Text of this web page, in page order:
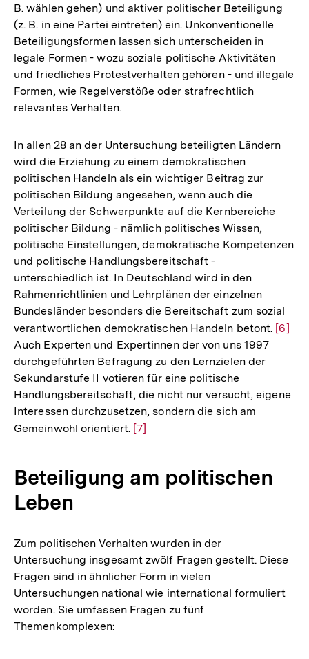
B. wählen gehen) und aktiver politischer Beteiligung
(z. B. in eine Partei eintreten) ein. Unkonventionelle
Beteiligungsformen lassen sich unterscheiden in
legale Formen - wozu soziale politische Aktivitäten
und friedliches Protestverhalten gehören - und illegale
Formen, wie Regelverstöße oder strafrechtlich
relevantes Verhalten.
In allen 28 an der Untersuchung beteiligten Ländern
wird die Erziehung zu einem demokratischen
politischen Handeln als ein wichtiger Beitrag zur
politischen Bildung angesehen, wenn auch die
Verteilung der Schwerpunkte auf die Kernbereiche
politischer Bildung - nämlich politisches Wissen,
politische Einstellungen, demokratische Kompetenzen
und politische Handlungsbereitschaft -
unterschiedlich ist. In Deutschland wird in den
Rahmenrichtlinien und Lehrplänen der einzelnen
Bundesländer besonders die Bereitschaft zum sozial
verantwortlichen demokratischen Handeln betont. Zur
[6]
Auch Experten und Expertinnen der von uns 1997
durchgeführten Befragung zu den Lernzielen der
Sekundarstufe II votieren für eine politische
Handlungsbereitschaft, die nicht nur versucht, eigene
Interessen durchzusetzen, sondern die sich am
Gemeinwohl orientiert. Zur
Fußnote
[7]
Beteiligung am politischen
Leben
Zum politischen Verhalten wurden in der
Untersuchung insgesamt zwölf Fragen gestellt. Diese
Fragen sind in ähnlicher Form in vielen
Untersuchungen national wie international formuliert
worden. Sie umfassen Fragen zu fünf
Themenkomplexen: